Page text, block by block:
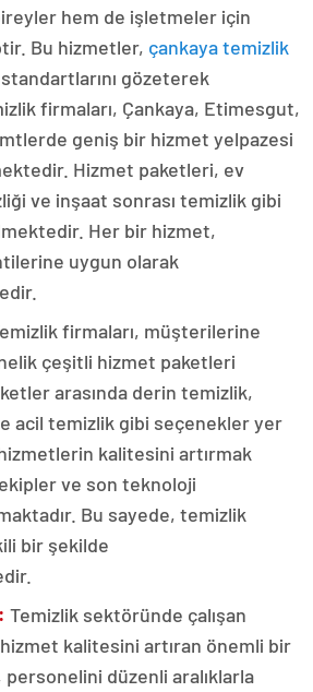
hem de işletmeler için
Bu hizmetler, çankaya temizlik
gözeterek
firmaları, Çankaya, Etimesgut,
geniş bir hizmet yelpazesi
Hizmet paketleri, ev
ve inşaat sonrası temizlik gibi
Her bir hizmet,
uygun olarak
firmaları, müşterilerine
çeşitli hizmet paketleri
arasında derin temizlik,
acil temizlik gibi seçenekler yer
kalitesini artırmak
ve son teknoloji
Bu sayede, temizlik
bir şekilde
Temizlik sektöründe çalışan
kalitesini artıran önemli bir
düzenli aralıklarla